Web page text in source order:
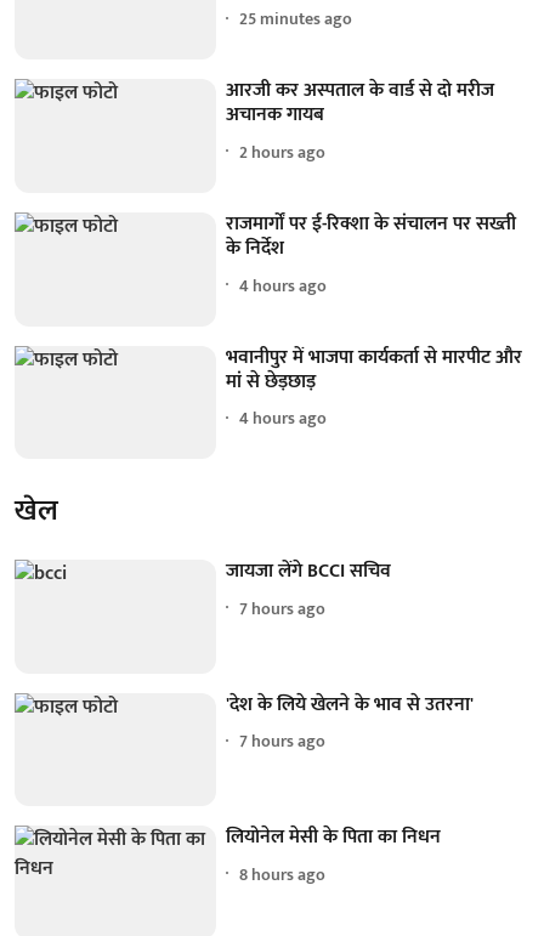
25 minutes ago
आरजी कर अस्पताल के वार्ड से दो मरीज
अचानक गायब
2 hours ago
राजमार्गों पर ई-रिक्शा के संचालन पर सख्ती
के निर्देश
4 hours ago
भवानीपुर में भाजपा कार्यकर्ता से मारपीट और
मां से छेड़छाड़
4 hours ago
खेल
जायजा लेंगे BCCI सचिव
7 hours ago
'देश के लिये खेलने के भाव से उतरना'
7 hours ago
लियोनेल मेसी के पिता का निधन
8 hours ago